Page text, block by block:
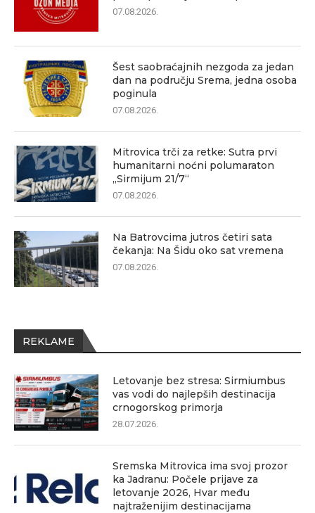
07.08.2026.
Šest saobraćajnih nezgoda za jedan
dan na području Srema, jedna osoba
poginula
07.08.2026.
Mitrovica trči za retke: Sutra prvi
humanitarni noćni polumaraton
„Sirmijum 21/7“
07.08.2026.
Na Batrovcima jutros četiri sata
čekanja: Na Šidu oko sat vremena
07.08.2026.
REKLAME
Letovanje bez stresa: Sirmiumbus
vas vodi do najlepših destinacija
crnogorskog primorja
28.07.2026.
Sremska Mitrovica ima svoj prozor
ka Jadranu: Počele prijave za
letovanje 2026, Hvar među
najtraženijim destinacijama